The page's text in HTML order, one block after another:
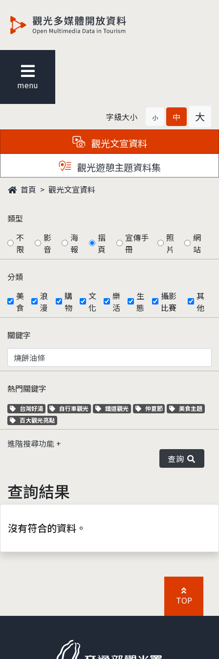
menu
字級大小 小 中 大
觀光文宣資料
觀光遊憩主題資料集
首頁 觀光文宣資料
類型
不
限
影
音
海
報
摺
頁
宣傳手
冊
照
片
網
站
分類
美
食
浪
漫
購
物
文
化
樂
活
生
態
攝影
比賽
其
他
關鍵字
熱門關鍵字
關鍵字標籤
台灣好湯 關鍵字標籤
自行車觀光 關鍵字標籤
鐵道觀光 關鍵字標籤
仲夏節 關鍵字標籤
美食主題
關鍵字標籤
百大觀光亮點
進階搜尋功能
查詢
查詢結果
沒有符合的資料。
TOP